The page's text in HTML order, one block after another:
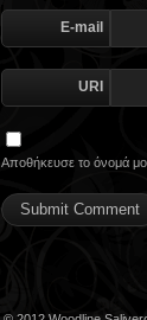
E-mail
URI
Αποθήκευσε το όνομά